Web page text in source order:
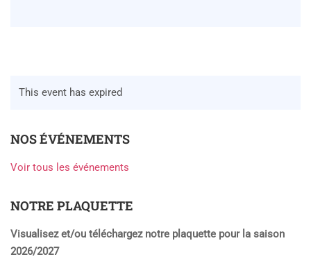
This event has expired
NOS ÉVÉNEMENTS
Voir tous les événements
NOTRE PLAQUETTE
Visualisez et/ou téléchargez notre plaquette pour la saison
2026/2027